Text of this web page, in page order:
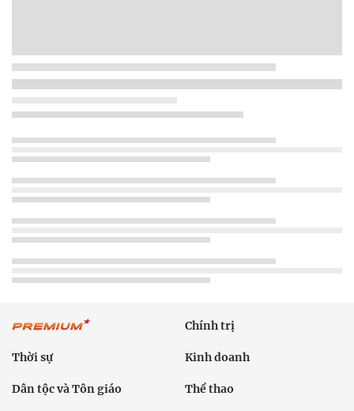
Chính trị
Thời sự Kinh doanh
Dân tộc và Tôn giáo Thể thao